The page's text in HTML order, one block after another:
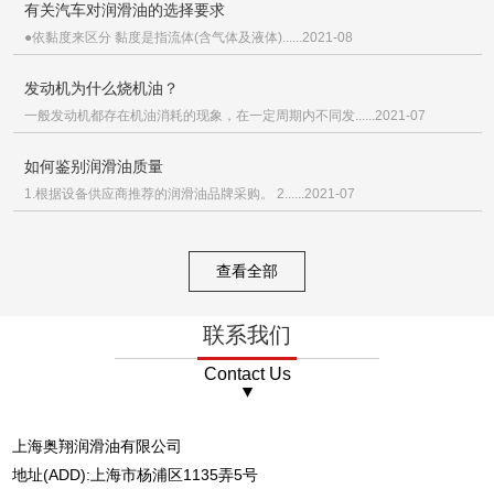
有关汽车对润滑油的选择要求
●依黏度来区分 黏度是指流体(含气体及液体)......2021-08
发动机为什么烧机油？
一般发动机都存在机油消耗的现象，在一定周期内不同发......2021-07
如何鉴别润滑油质量
1.根据设备供应商推荐的润滑油品牌采购。 2......2021-07
查看全部
联系我们
Contact Us
上海奥翔润滑油有限公司
地址(ADD):上海市杨浦区1135弄5号